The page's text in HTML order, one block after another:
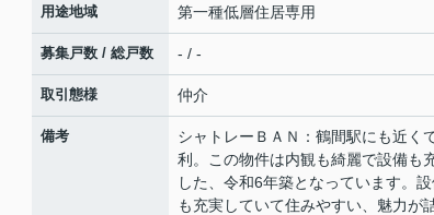
用途地域 第一種低層住居専用
募集戸数 / 総戸数 - / -
取引態様 仲介
備考
シャトレーＢＡＮ：鶴間駅にも近く
利。この物件は内観も綺麗で設備も
した、令和6年築となっています。
も充実していて住みやすい、魅力が